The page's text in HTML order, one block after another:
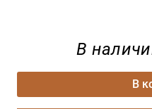
В
В